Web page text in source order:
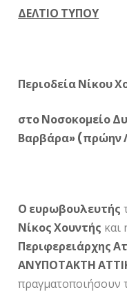
ΔΕΛΤΙΟ ΤΥΠΟΥ
Περιοδεία Νίκου
στο Νοσοκομείο
Βαρβάρα» (πρώην
Ο ευρωβουλευτής
Νίκος Χουντής και
Περιφερειάρχης
ΑΝΥΠΟΤΑΚΤΗ
πραγματοποιήσουν